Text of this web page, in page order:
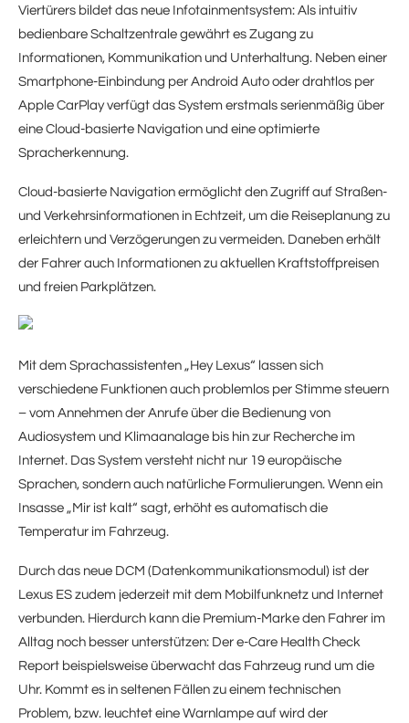
Viertürers bildet das neue Infotainmentsystem: Als intuitiv
bedienbare Schaltzentrale gewährt es Zugang zu
Informationen, Kommunikation und Unterhaltung. Neben einer
Smartphone-Einbindung per Android Auto oder drahtlos per
Apple CarPlay verfügt das System erstmals serienmäßig über
eine Cloud-basierte Navigation und eine optimierte
Spracherkennung.
Cloud-basierte Navigation ermöglicht den Zugriff auf Straßen-
und Verkehrsinformationen in Echtzeit, um die Reiseplanung zu
erleichtern und Verzögerungen zu vermeiden. Daneben erhält
der Fahrer auch Informationen zu aktuellen Kraftstoffpreisen
und freien Parkplätzen.
Mit dem Sprachassistenten „Hey Lexus“ lassen sich
verschiedene Funktionen auch problemlos per Stimme steuern
– vom Annehmen der Anrufe über die Bedienung von
Audiosystem und Klimaanalage bis hin zur Recherche im
Internet. Das System versteht nicht nur 19 europäische
Sprachen, sondern auch natürliche Formulierungen. Wenn ein
Insasse „Mir ist kalt“ sagt, erhöht es automatisch die
Temperatur im Fahrzeug.
Durch das neue DCM (Datenkommunikationsmodul) ist der
Lexus ES zudem jederzeit mit dem Mobilfunknetz und Internet
verbunden. Hierdurch kann die Premium-Marke den Fahrer im
Alltag noch besser unterstützen: Der e-Care Health Check
Report beispielsweise überwacht das Fahrzeug rund um die
Uhr. Kommt es in seltenen Fällen zu einem technischen
Problem, bzw. leuchtet eine Warnlampe auf wird der